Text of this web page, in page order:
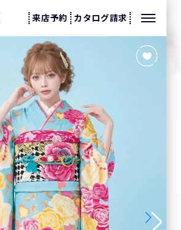
来店予約 カタログ請求